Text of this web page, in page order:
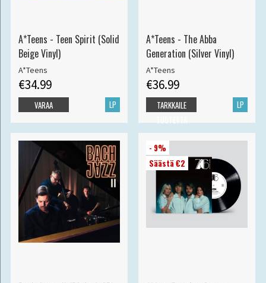
A*Teens - Teen Spirit (Solid
Beige Vinyl)
A*Teens
€34.99
LP
VARAA
A*Teens - The Abba
Generation (Silver Vinyl)
A*Teens
€36.99
LP
TARKKAILE
- 9%
Säästä €2